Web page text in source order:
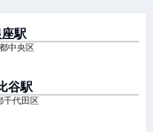
駅
中央区
谷駅
千代田区